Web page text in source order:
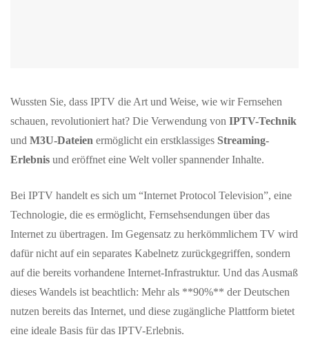
Wussten Sie, dass IPTV die Art und Weise, wie wir Fernsehen
schauen, revolutioniert hat? Die Verwendung von IPTV-Technik
und M3U-Dateien ermöglicht ein erstklassiges Streaming-
Erlebnis und eröffnet eine Welt voller spannender Inhalte.
Bei IPTV handelt es sich um “Internet Protocol Television”, eine
Technologie, die es ermöglicht, Fernsehsendungen über das
Internet zu übertragen. Im Gegensatz zu herkömmlichem TV wird
dafür nicht auf ein separates Kabelnetz zurückgegriffen, sondern
auf die bereits vorhandene Internet-Infrastruktur. Und das Ausmaß
dieses Wandels ist beachtlich: Mehr als **90%** der Deutschen
nutzen bereits das Internet, und diese zugängliche Plattform bietet
eine ideale Basis für das IPTV-Erlebnis.